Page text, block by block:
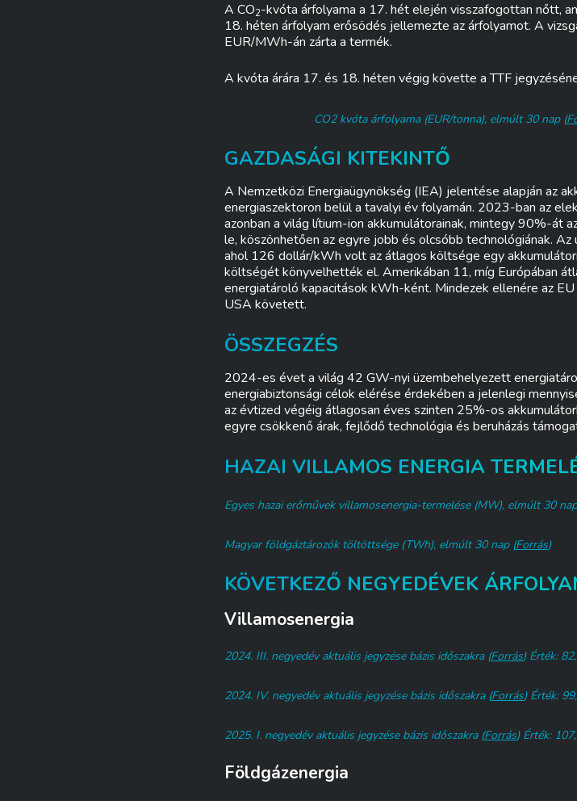
A CO2-kvóta árfolyama a 17. hét elején visszafogottan nőtt,
18. héten árfolyam erősödés jellemezte az árfolyamot. A
EUR/MWh-án zárta a termék.
A kvóta árára 17. és 18. héten végig követte a TTF
CO2 kvóta árfolyama (EUR/tonna), elmúlt 30 nap (
GAZDASÁGI KITEKINTŐ
A Nemzetközi Energiaügynökség (IEA) jelentése alapján az
energiaszektoron belül a tavalyi év folyamán. 2023-ban az
azonban a világ lítium-ion akkumulátorainak, mintegy 90%-át
le, köszönhetően az egyre jobb és olcsóbb technológiának.
ahol 126 dollár/kWh volt az átlagos költsége egy
költségét könyvelhették el. Amerikában 11, míg Európában
energiatároló kapacitások kWh-ként. Mindezek ellenére az
USA követett.
ÖSSZEGZÉS
2024-es évet a világ 42 GW-nyi üzembehelyezett
energiabiztonsági célok elérése érdekében a jelenlegi
az évtized végéig átlagosan éves szinten 25%-os
egyre csökkenő árak, fejlődő technológia és beruházás
HAZAI VILLAMOS ENERGIA
Egyes hazai erőművek villamosenergia-termelése (MW), elmúlt 30
Magyar földgáztározók töltöttsége (TWh), elmúlt 30 nap (Forrás)
KÖVETKEZŐ NEGYEDÉVEK
Villamosenergia
2024. III. negyedév aktuális jegyzése bázis időszakra (Forrás) Érték:
2024. IV. negyedév aktuális jegyzése bázis időszakra (Forrás) Érték:
2025. I. negyedév aktuális jegyzése bázis időszakra (Forrás) Érték:
Földgázenergia